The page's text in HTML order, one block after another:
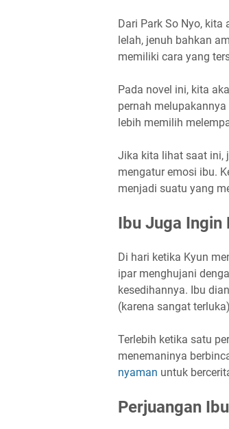
Dari Park So Nyo,
lelah, jenuh bahkan
memiliki cara yang
Pada novel ini, kita
pernah
lebih memilih
Jika kita lihat saat ini,
mengatur emosi ibu.
menjadi suatu yang
Ibu Juga Ingin
Di hari ketika Kyun
ipar menghujani
kesedihannya. Ibu
(karena sangat
Terlebih ketika satu
menemaninya
nyaman untuk
Perjuangan